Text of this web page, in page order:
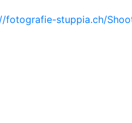
fotografie-stuppia.ch/